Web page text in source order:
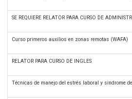
SE REQUIERE RELATOR PARA CURSO DE
Curso primeros auxilios en zonas remotas (WAFA)
RELATOR PARA CURSO DE INGLES
Técnicas de manejo del estrés laboral y sindrome